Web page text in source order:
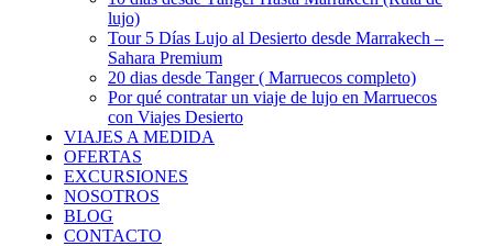
lujo)
Tour 5 Días Lujo al Desierto desde Marrakech –
Sahara Premium
20 dias desde Tanger ( Marruecos completo)
Por qué contratar un viaje de lujo en Marruecos
con Viajes Desierto
VIAJES A MEDIDA
OFERTAS
EXCURSIONES
NOSOTROS
BLOG
CONTACTO